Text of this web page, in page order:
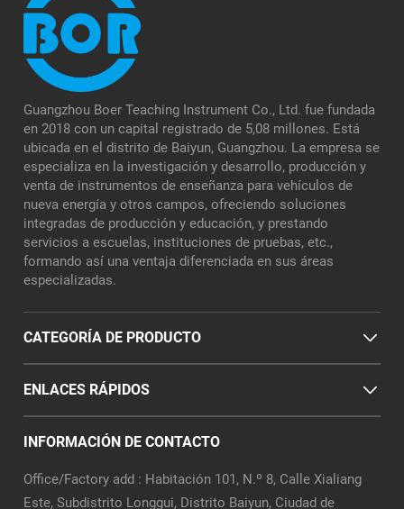
Guangzhou Boer Teaching Instrument Co., Ltd. fue fundada
en 2018 con un capital registrado de 5,08 millones. Está
ubicada en el distrito de Baiyun, Guangzhou. La empresa se
especializa en la investigación y desarrollo, producción y
venta de instrumentos de enseñanza para vehículos de
nueva energía y otros campos, ofreciendo soluciones
integradas de producción y educación, y prestando
servicios a escuelas, instituciones de pruebas, etc.,
formando así una ventaja diferenciada en sus áreas
especializadas.
CATEGORÍA DE PRODUCTO
ENLACES RÁPIDOS
INFORMACIÓN DE CONTACTO
Office/Factory add : Habitación 101, N.º 8, Calle Xialiang
Este, Subdistrito Longgui, Distrito Baiyun, Ciudad de